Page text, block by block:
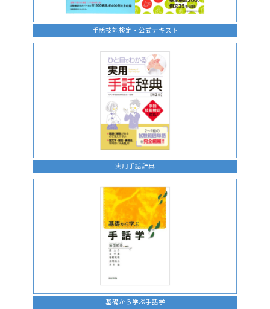
手話技能検定・公式テキスト
実用手話辞典
基礎から学ぶ手話学